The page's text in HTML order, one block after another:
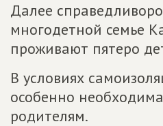
Далее
многодетной семье
проживают пятеро
В условиях
особенно
родителям.